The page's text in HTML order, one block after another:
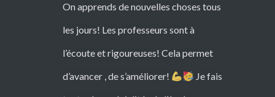
très investie, passionnée et
bienveillante. Merci !
Consultez les témoignages